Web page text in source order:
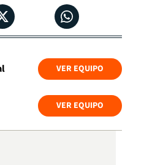
VER EQUIPO
VER EQUIPO